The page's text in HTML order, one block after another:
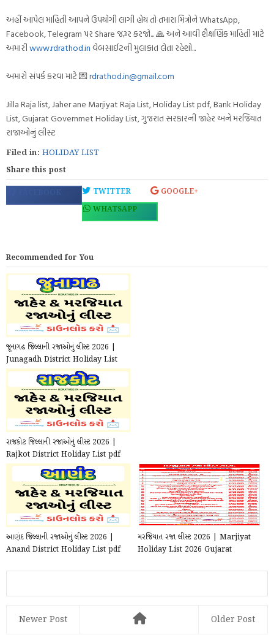
અહીં આપેલ માહિતી આપને ઉપયોગી લાગી હોય તો તમારા મિત્રોને WhatsApp,
Facebook, Telegram પર Share જરૂર કરજો... 🙏 અને આવી શૈક્ષણિક માહિતી માટે
અમારીwww.rdrathod.in વેબસાઈટની મુલાકાત લેતા રહેશો...
અમારો સંપર્ક કરવા માટે 💌rdrathod.in@gmail.com
Jilla Raja list, Jaher ane Marjiyat Raja List, Holiday List pdf, Bank Holiday
List, Gujarat Governmet Holiday List, ગુજરાત સરકારની જાહેર અને મરજિયાત
રાજાઓનું લીસ્ટ
Filed in: HOLIDAY LIST
Share this post
FACEBOOK TWITTER
GOOGLE+
WHATSAPP
Recommended for You
જૂનાગઢ જિલ્લાની રજાઓનું લીસ્ટ 2026 |
Junagadh District Holiday List
pdf 2026
રાજકોટ જિલ્લાની રજાઓનું લીસ્ટ 2026 |
Rajkot District Holiday List pdf
2026
આણંદ જિલ્લાની રજાઓનું લીસ્ટ 2026 |
Anand District Holiday List pdf
મરજિયાત રજા લીસ્ટ 2026 | Marjiyat
Holiday List 2026 Gujarat
Newer Post Older Post